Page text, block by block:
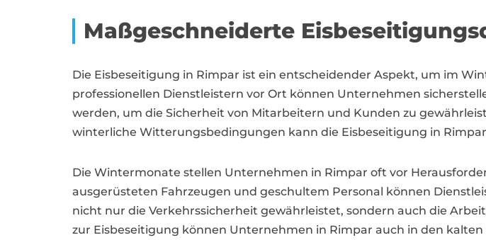
Maßgeschneiderte
Die Eisbeseitigung in Rimpar ist ein entscheidender Aspekt, um im
professionellen Dienstleistern vor Ort können Unternehmen
werden, um die Sicherheit von Mitarbeitern und Kunden zu
winterliche Witterungsbedingungen kann die Eisbeseitigung in
Die Wintermonate stellen Unternehmen in Rimpar oft vor
ausgerüsteten Fahrzeugen und geschultem Personal können
nicht nur die Verkehrssicherheit gewährleistet, sondern auch die
zur Eisbeseitigung können Unternehmen in Rimpar auch in den